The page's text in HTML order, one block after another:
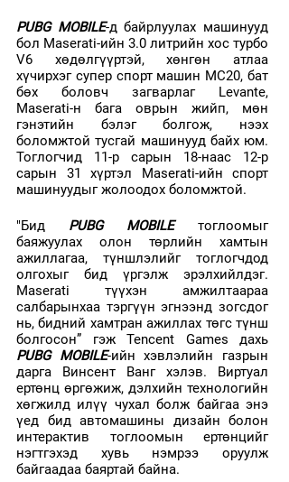
PUBG MOBILE-д байрлуулах машинууд
бол Maserati-ийн 3.0 литрийн хос турбо
V6 хөдөлгүүртэй, хөнгөн атлаа
хүчирхэг супер спорт машин MC20, бат
бөх боловч загварлаг Levante,
Maserati-н бага оврын жийп, мөн
гэнэтийн бэлэг болгож, нээх
боломжтой тусгай машинууд байх юм.
Тоглогчид 11-р сарын 18-наас 12-р
сарын 31 хүртэл Maserati-ийн спорт
машинуудыг жолоодох боломжтой.
"Бид PUBG MOBILE тоглоомыг
баяжуулах олон төрлийн хамтын
ажиллагаа, түншлэлийг тоглогчдод
олгохыг бид үргэлж эрэлхийлдэг.
Maserati түүхэн амжилтаараа
салбарынхаа тэргүүн эгнээнд зогсдог
нь, бидний хамтран ажиллах төгс түнш
PUBG MOBILE-ийн хэвлэлийн газрын
дарга Винсент Ванг хэлэв. Виртуал
ертөнц өргөжиж, дэлхийн технологийн
хөгжилд илүү чухал болж байгаа энэ
үед бид автомашины дизайн болон
интерактив тоглоомын ертөнцийг
нэгтгэхэд хувь нэмрээ оруулж
байгаадаа баяртай байна.